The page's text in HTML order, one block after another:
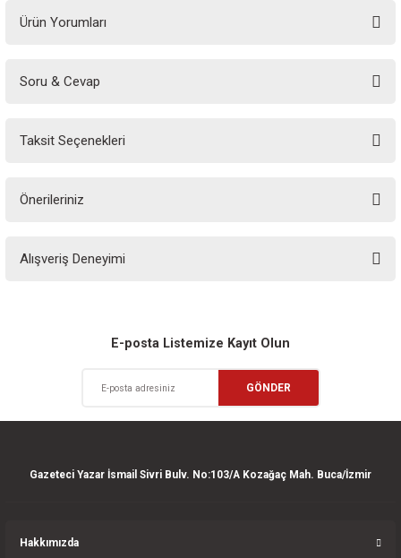
Ürün Yorumları
Soru & Cevap
Taksit Seçenekleri
Önerileriniz
yetersiz gördüğünüz noktaları öneri formunu kullanarak tarafımıza
Ürün resmi kalitesiz, bozuk veya görüntülenemiyor.
Ürün açıklamasında eksik bilgiler bulunuyor.
Ürün bilgilerinde hatalar bulunuyor.
Ürün fiyatı diğer sitelerden daha pahalı.
Alışveriş Deneyimi
Deneyimini Paylaş
E-posta Listemize Kayıt Olun
GÖNDER
Gazeteci Yazar İsmail Sivri Bulv. No:103/A Kozağaç Mah. Buca/İzmir
Hakkımızda